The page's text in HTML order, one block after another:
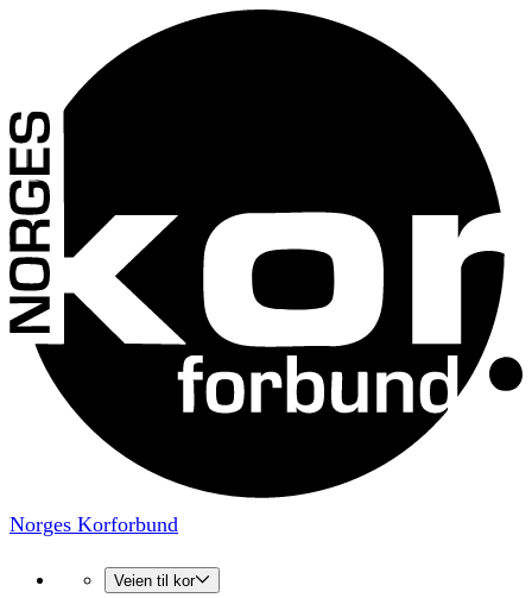
Norges Korforbund
Veien til kor